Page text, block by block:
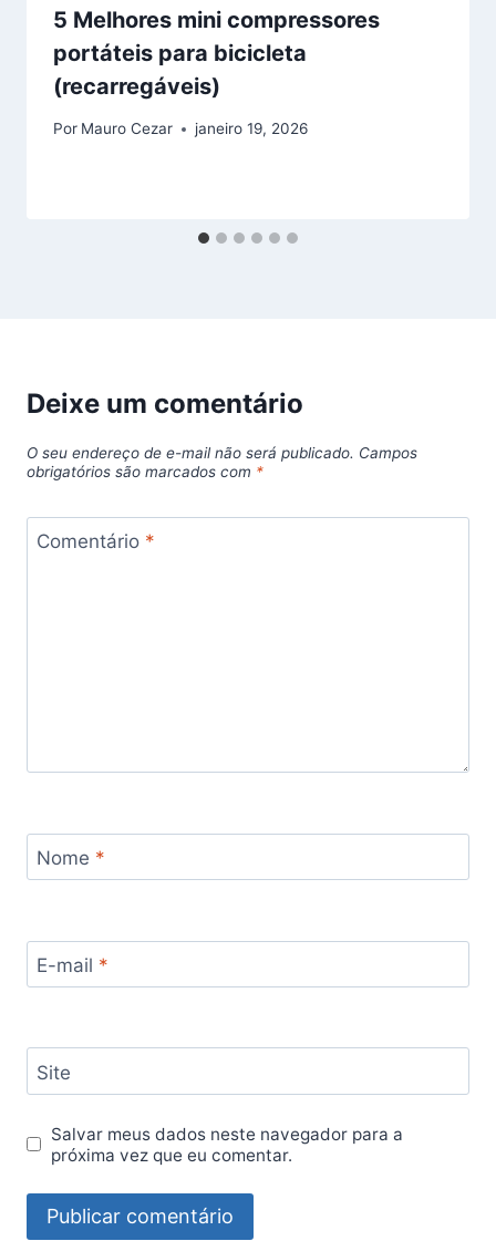
5 Melhores mini compressores
portáteis para bicicleta
(recarregáveis)
Por Mauro Cezar janeiro 19, 2026
Deixe um comentário
O seu endereço de e-mail não será publicado. Campos
obrigatórios são marcados com *
Comentário *
Nome *
E-mail *
Site
Salvar meus dados neste navegador para a
próxima vez que eu comentar.